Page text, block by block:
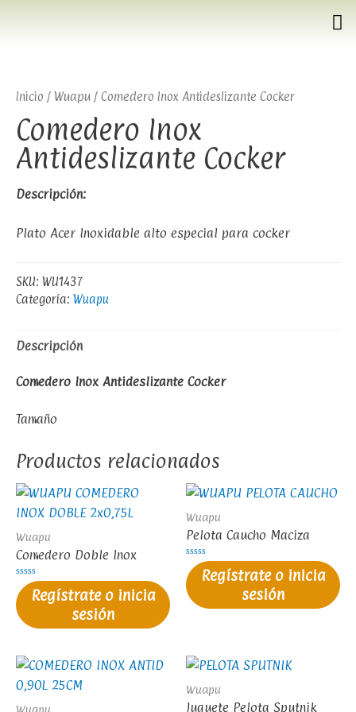
Inicio / Wuapu / Comedero Inox Antideslizante Cocker
Comedero Inox
Antideslizante Cocker
Descripción:
Plato Acer Inoxidable alto especial para cocker
SKU: WU1437
Categoría: Wuapu
Descripción
Comedero Inox Antideslizante Cocker
Tamaño
Productos relacionados
Wuapu
Comedero Doble Inox
Valorado
en
0
de
5
Regístrate o inicia
sesión
Wuapu
Pelota Caucho Maciza
Valorado
en
0
de
5
Regístrate o inicia
sesión
Wuapu
Juguete Pelota Sputnik